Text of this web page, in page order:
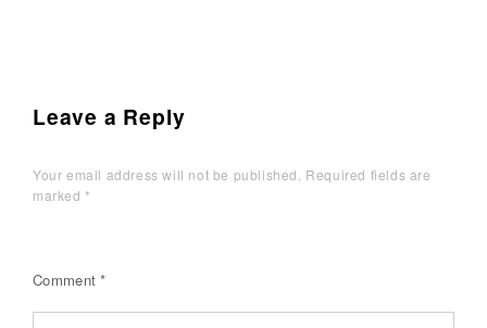
Leave a Reply
Your email address will not be published. Required fields are
marked*
Comment*